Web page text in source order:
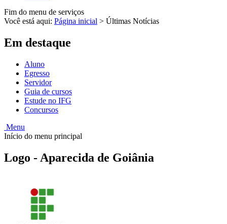
Fim do menu de serviços
Você está aqui: Página inicial > Últimas Notícias
Em destaque
Aluno
Egresso
Servidor
Guia de cursos
Estude no IFG
Concursos
Menu
Início do menu principal
Logo - Aparecida de Goiânia